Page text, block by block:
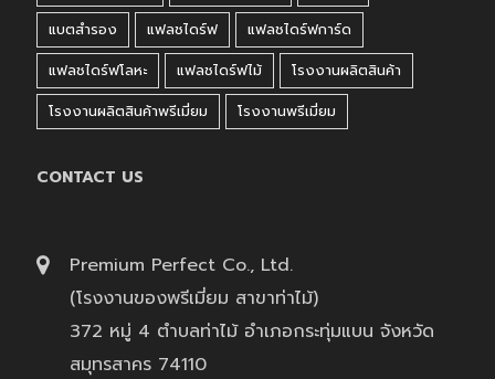
แบตสำรอง
แฟลชไดร์ฟ
แฟลชไดร์ฟการ์ด
แฟลชไดร์ฟโลหะ
แฟลชไดร์ฟไม้
โรงงานผลิตสินค้า
โรงงานผลิตสินค้าพรีเมี่ยม
โรงงานพรีเมี่ยม
CONTACT US
Premium Perfect Co., Ltd.
(โรงงานของพรีเมี่ยม สาขาท่าไม้)
372 หมู่ 4 ตำบลท่าไม้ อำเภอกระทุ่มแบน จังหวัด
สมุทรสาคร 74110